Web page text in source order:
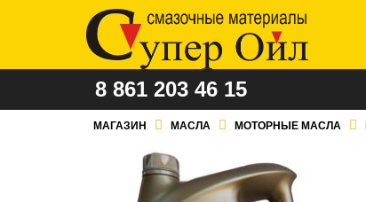
8 861 203 46 15
МАГАЗИН МАСЛА МОТОРНЫЕ МАСЛА